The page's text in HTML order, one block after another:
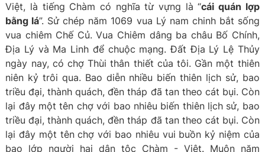
Việt, là tiếng Chàm có nghĩa từ vựng là “cái quán lợp
bằng lá”. Sử chép năm 1069 vua Lý nam chinh bắt sống
vua chiêm Chế Củ. Vua Chiêm dâng ba châu Bố Chính,
Địa Lý và Ma Linh để chuộc mạng. Đất Địa Lý Lệ Thủy
ngày nay, có chợ Thùi thân thiết của tôi. Gần một thiên
niên kỷ trôi qua. Bao diễn nhiều biến thiên lịch sử, bao
triều đại, thành quách, đền tháp đã tan theo cát bụi. Còn
lại đây một tên chợ với bao nhiêu biến thiên lịch sử, bao
triều đại, thành quách, đền tháp đã tan theo cát bụi. Còn
lại đây một tên chợ với bao nhiêu vui buồn kỷ niệm của
bao lớp người hai dân tộc Chàm - Việt. Muôn năm